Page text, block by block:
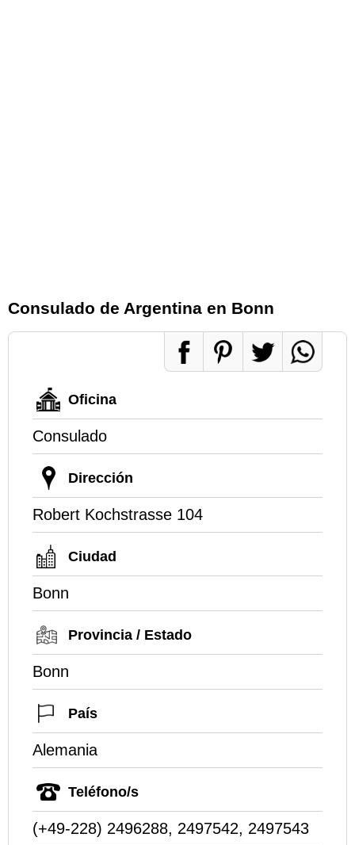
Consulado de Argentina en Bonn
Oficina
Consulado
Dirección
Robert Kochstrasse 104
Ciudad
Bonn
Provincia / Estado
Bonn
País
Alemania
Teléfono/s
(+49-228) 2496288, 2497542, 2497543